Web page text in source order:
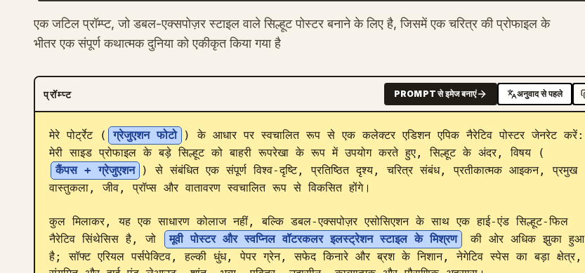
एक जटिल प्रॉम्प्ट, जो डबल-एक्सपोज़र स्टाइल वाले सिल्हूट पोस्टर बनाने के लिए है, जिसमें एक चरित्र की प्रोफाइल के
भीतर एक संपूर्ण कथात्मक दुनिया को एकीकृत किया गया है
प्रॉम्प्ट PROMPT से इमेज बनाएं अनुवाद से पहले
मेरे पोर्ट्रेट ( ग्रेजुएशन फोटो
) के आधार पर स्वचालित रूप से एक कलेक्टर एडिशन एपिक नैरेटिव पोस्टर जेनरेट करें:
मेरी साइड प्रोफाइल के बड़े सिल्हूट को बाहरी रूपरेखा के रूप में उपयोग करते हुए, सिल्हूट के अंदर, विषय (
कैंपस + ग्रेजुएशन
) से संबंधित एक संपूर्ण विश्व-दृष्टि, प्रतिष्ठित दृश्य, चरित्र संबंध, प्रतीकात्मक आइकन, प्रमुख
वास्तुकला, जीव, प्रॉप्स और वातावरण स्वचालित रूप से विकसित होंगे।
कुल मिलाकर, यह एक साधारण कोलाज नहीं, बल्कि डबल-एक्सपोज़र एसोसिएशन के साथ एक हाई-एंड सिल्हूट-फिल
नैरेटिव सिंथेसिस है, जो
मूवी पोस्टर और स्वप्निल वॉटरकलर इलस्ट्रेशन स्टाइल के मिश्रण
की ओर अधिक झुका हुआ
है; सॉफ्ट एरियल पर्सपेक्टिव, हल्की धुंध, पेपर ग्रेन, सफेद किनारे और ब्रश के निशान, नेगेटिव स्पेस का बड़ा क्षेत्र,